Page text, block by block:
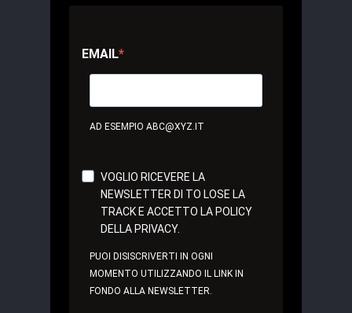
EMAIL
AD ESEMPIO ABC@XYZ.IT
VOGLIO RICEVERE LA
NEWSLETTER DI TO LOSE LA
TRACK E ACCETTO LA POLICY
DELLA PRIVACY.
PUOI DISISCRIVERTI IN OGNI
MOMENTO UTILIZZANDO IL LINK IN
FONDO ALLA NEWSLETTER.